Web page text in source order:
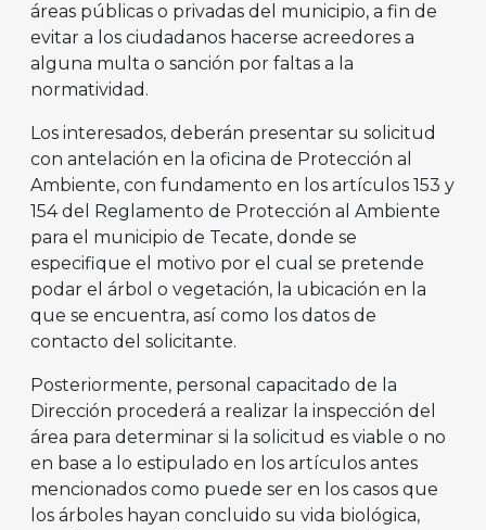
áreas públicas o privadas del municipio, a fin de
evitar a los ciudadanos hacerse acreedores a
alguna multa o sanción por faltas a la
normatividad.
Los interesados, deberán presentar su solicitud
con antelación en la oficina de Protección al
Ambiente, con fundamento en los artículos 153 y
154 del Reglamento de Protección al Ambiente
para el municipio de Tecate, donde se
especifique el motivo por el cual se pretende
podar el árbol o vegetación, la ubicación en la
que se encuentra, así como los datos de
contacto del solicitante.
Posteriormente, personal capacitado de la
Dirección procederá a realizar la inspección del
área para determinar si la solicitud es viable o no
en base a lo estipulado en los artículos antes
mencionados como puede ser en los casos que
los árboles hayan concluido su vida biológica,